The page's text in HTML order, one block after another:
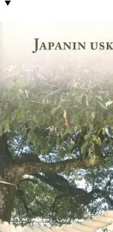
Kirjassa edustava joukko
shintolaisuutta että varsinkin
Ilmari Vesterisen kirjoittama
merkityksestä japanilaisille
nykyajan Japanissa. Kirjasta
uskonnon merkitys eroaa
totuttu.Sisältö: Japani :
Buddhalaisuuden monet
munkki ja vapauttava zen-
buddhalaisuuden ja
merkitykset : zen-perinteen
yhteiskunnan kanssa,
buddhism and shintoism in
katumusriitin vaiheet ja
uskontojen kentässä.